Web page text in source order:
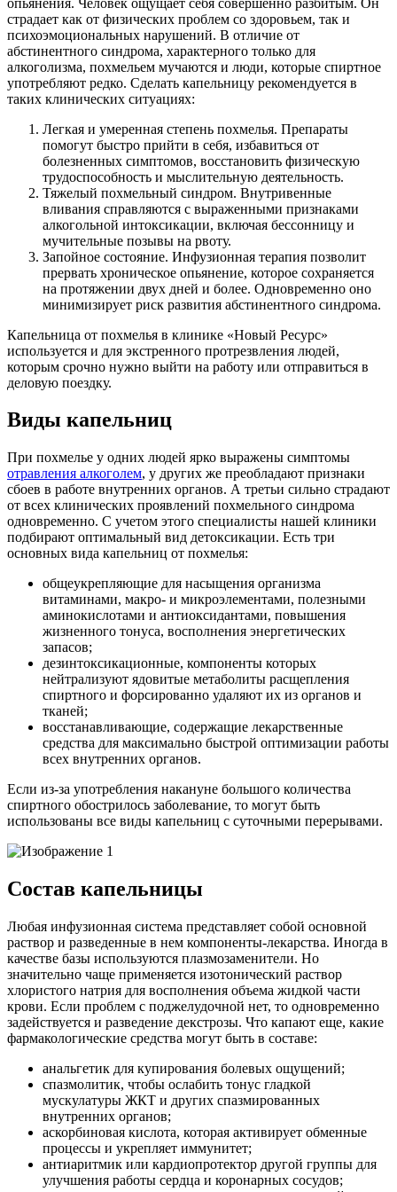
страдает как от физических проблем со здоровьем, так и
психоэмоциональных нарушений. В отличие от
абстинентного синдрома, характерного только для
алкоголизма, похмельем мучаются и люди, которые спиртное
употребляют редко. Сделать капельницу рекомендуется в
таких клинических ситуациях:
Легкая и умеренная степень похмелья. Препараты
помогут быстро прийти в себя, избавиться от
болезненных симптомов, восстановить физическую
трудоспособность и мыслительную деятельность.
Тяжелый похмельный синдром. Внутривенные
вливания справляются с выраженными признаками
алкогольной интоксикации, включая бессонницу и
мучительные позывы на рвоту.
Запойное состояние. Инфузионная терапия позволит
прервать хроническое опьянение, которое сохраняется
на протяжении двух дней и более. Одновременно оно
минимизирует риск развития абстинентного синдрома.
Капельница от похмелья в клинике «Новый Ресурс»
используется и для экстренного протрезвления людей,
которым срочно нужно выйти на работу или отправиться в
деловую поездку.
Виды капельниц
При похмелье у одних людей ярко выражены симптомы
отравления алкоголем, у других же преобладают признаки
сбоев в работе внутренних органов. А третьи сильно страдают
от всех клинических проявлений похмельного синдрома
одновременно. С учетом этого специалисты нашей клиники
подбирают оптимальный вид детоксикации. Есть три
основных вида капельниц от похмелья:
общеукрепляющие для насыщения организма
витаминами, макро- и микроэлементами, полезными
аминокислотами и антиоксидантами, повышения
жизненного тонуса, восполнения энергетических
запасов;
дезинтоксикационные, компоненты которых
нейтрализуют ядовитые метаболиты расщепления
спиртного и форсированно удаляют их из органов и
тканей;
восстанавливающие, содержащие лекарственные
средства для максимально быстрой оптимизации работы
всех внутренних органов.
Если из-за употребления накануне большого количества
спиртного обострилось заболевание, то могут быть
использованы все виды капельниц с суточными перерывами.
Состав капельницы
Любая инфузионная система представляет собой основной
раствор и разведенные в нем компоненты-лекарства. Иногда в
качестве базы используются плазмозаменители. Но
значительно чаще применяется изотонический раствор
хлористого натрия для восполнения объема жидкой части
крови. Если проблем с поджелудочной нет, то одновременно
задействуется и разведение декстрозы. Что капают еще, какие
фармакологические средства могут быть в составе:
анальгетик для купирования болевых ощущений;
спазмолитик, чтобы ослабить тонус гладкой
мускулатуры ЖКТ и других спазмированных
внутренних органов;
аскорбиновая кислота, которая активирует обменные
процессы и укрепляет иммунитет;
антиаритмик или кардиопротектор другой группы для
улучшения работы сердца и коронарных сосудов;